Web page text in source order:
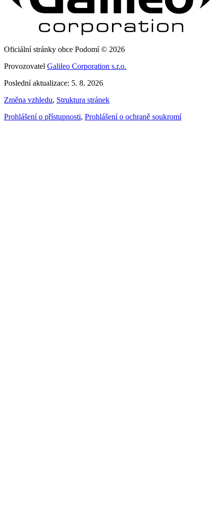
Oficiální stránky obce Podomí © 2026
Provozovatel Galileo Corporation s.r.o.
Poslední aktualizace: 5. 8. 2026
Změna vzhledu, Struktura stránek
Prohlášení o přístupnosti, Prohlášení o ochraně soukromí